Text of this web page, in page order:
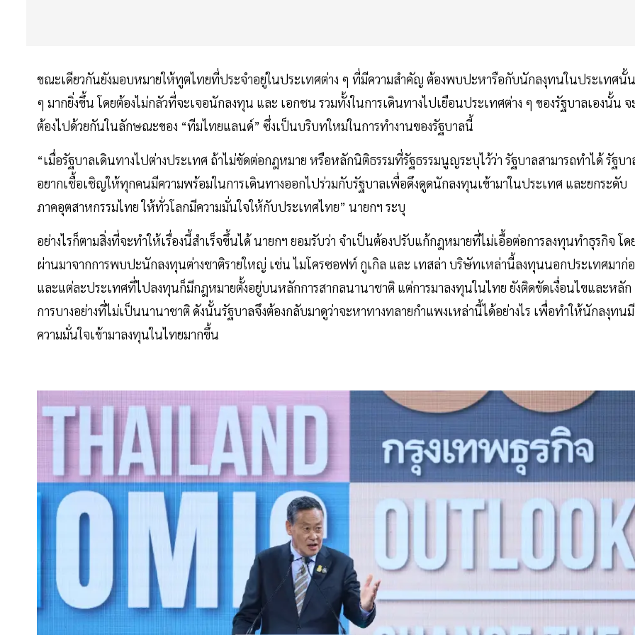
ขณะเดียวกันยังมอบหมายให้ทูตไทยที่ประจำอยู่ในประเทศต่าง ๆ ที่มีความสำคัญ ต้องพบปะหารือกับนักลงุทนในประเทศนั้น
ๆ มากยิ่งขึ้น โดยต้องไม่กลัวที่จะเจอนักลงทุน และ เอกชน รวมทั้งในการเดินทางไปเยือนประเทศต่าง ๆ ของรัฐบาลเองนั้น จ
ต้องไปด้วยกันในลักษณะของ “ทีมไทยแลนด์” ซึ่งเป็นบริบทใหม่ในการทำงานของรัฐบาลนี้
“เมื่อรัฐบาลเดินทางไปต่างประเทศ ถ้าไม่ขัดต่อกฎหมาย หรือหลักนิติธรรมที่รัฐธรรมนูญระบุไว้ว่า รัฐบาลสามารถทำได้ รัฐบา
อยากเชื้อเชิญให้ทุกคนมีความพร้อมในการเดินทางออกไปร่วมกับรัฐบาลเพื่อดึงดูดนักลงทุนเข้ามาในประเทศ และยกระดับ
ภาคอุตสาหกรรมไทย ให้ทั่วโลกมีความมั่นใจให้กับประเทศไทย” นายกฯ ระบุ
อย่างไรก็ตามสิ่งที่จะทำให้เรื่องนี้สำเร็จขึ้นได้ นายกฯ ยอมรับว่า จำเป็นต้องปรับแก้กฎหมายที่ไม่เอื้อต่อการลงทุนทำธุรกิจ โด
ผ่านมาจากการพบปะนักลงทุนต่างชาติรายใหญ่ เช่น ไมโครซอฟท์ กูเกิล และ เทสล่า บริษัทเหล่านี้ลงทุนนอกประเทศมาก่
และแต่ละประเทศที่ไปลงทุนก็มีกฎหมายตั้งอยู่บนหลักการสากลนานาชาติ แต่การมาลงทุนในไทย ยังติดขัดเงื่อนไขและหลัก
การบางอย่างที่ไม่เป็นนานาชาติ ดังนั้นรัฐบาลจึงต้องกลับมาดูว่าจะหาทางทลายกำแพงเหล่านี้ได้อย่างไร เพื่อทำให้นักลงุทนมี
ความมั่นใจเข้ามาลงทุนในไทยมากขึ้น